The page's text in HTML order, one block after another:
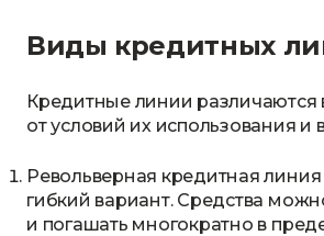
Виды кредитных
Кредитные линии различаются
от условий их использования и
Револьверная кредитная
гибкий вариант. Средства
и погашать многократно в